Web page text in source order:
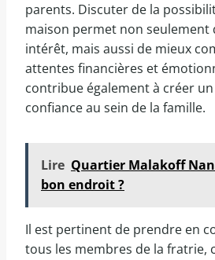
parents. Discuter de la
maison permet non seulement
intérêt, mais aussi de mieux
attentes financières et
contribue également à créer
confiance au sein de la famille.
Lire Quartier Malakoff
bon endroit ?
Il est pertinent de prendre en
tous les membres de la fratrie,